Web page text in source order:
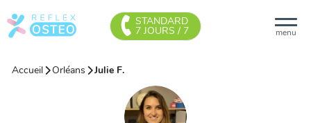
menu
STANDARD
7 JOURS / 7
Accueil Orléans Julie F.